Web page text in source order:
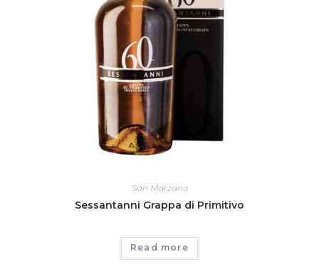
San Marzano
Sessantanni Grappa di Primitivo
Read more